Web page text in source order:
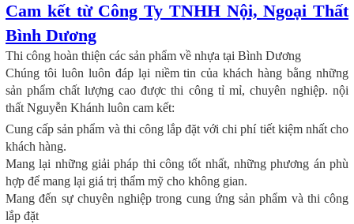
Cam kết từ Công Ty TNHH Nội, Ngoại Thất
Bình Dương
Thi công hoàn thiện các sản phẩm về nhựa tại Bình Dương
Chúng tôi luôn luôn đáp lại niềm tin của khách hàng bằng những
sản phẩm chất lượng cao được thi công tỉ mỉ, chuyên nghiệp. nội
thất Nguyễn Khánh luôn cam kết:
Cung cấp sản phẩm và thi công lắp đặt với chi phí tiết kiệm nhất cho
khách hàng.
Mang lại những giải pháp thi công tốt nhất, những phương án phù
hợp để mang lại giá trị thẩm mỹ cho không gian.
Mang đến sự chuyên nghiệp trong cung ứng sản phẩm và thi công
lắp đặt